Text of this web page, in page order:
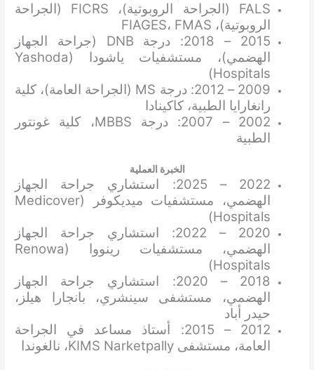
FALS (الجراحة الروبوتية)، FICRS (الجراحة
الروبوتية)، FIAGES، FMAS
2015 – 2018: درجة DNB (جراحة الجهاز
الهضمي)، مستشفيات ياشودا (Yashoda
Hospitals)
2009 – 2012: درجة MS (الجراحة العامة)، كلية
رانغارايا الطبية، كاكينادا
2002 – 2007: درجة MBBS، كلية غونتور
الطبية
الخبرة العملية
2022 – 2025: استشاري جراحة الجهاز
الهضمي، مستشفيات ميديكوفر (Medicover
Hospitals)
2020 – 2022: استشاري جراحة الجهاز
الهضمي، مستشفيات رينووا (Renowa
Hospitals)
2018 – 2020: استشاري جراحة الجهاز
الهضمي، مستشفى سينشري، بانجارا هيلز،
حيدر أباد
2012 – 2015: أستاذ مساعد في الجراحة
العامة، مستشفى KIMS Narketpally، نالغوندا